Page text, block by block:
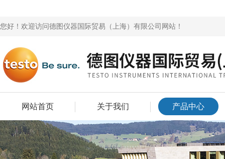
您好！欢迎访问德图仪器国际贸易（上海）有限公司网站！
网站首页 关于我们 产品中心